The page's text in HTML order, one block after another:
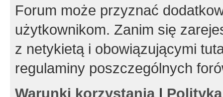
Forum może przyznać
użytkownikom. Zanim się
z netykietą i obowiązującymi
regulaminy poszczególnych
Warunki korzystania|